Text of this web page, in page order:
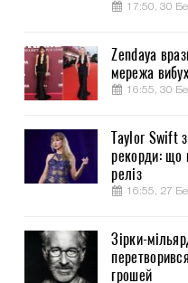
17:50, 30
Zendaya
мережа
16:55, 30
Taylor Swift
рекорди: що
реліз
16:55, 27
Зірки-
грошей